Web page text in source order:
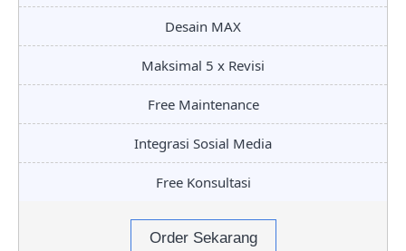
Desain MAX
Maksimal 5 x Revisi
Free Maintenance
Integrasi Sosial Media
Free Konsultasi
Order Sekarang